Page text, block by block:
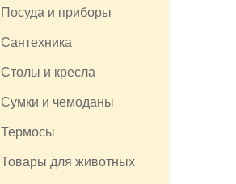
Посуда и приборы
Сантехника
Столы и кресла
Сумки и чемоданы
Термосы
Товары для животных